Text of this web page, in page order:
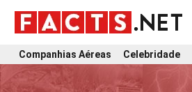
Companhias Aéreas Celebridade